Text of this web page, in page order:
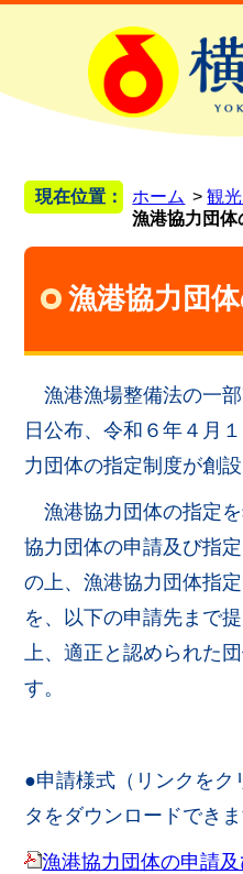
現在位置： ホーム 観
漁港協力団体
漁港協力団
漁港漁場整備法の一
日公布、令和６年４月
力団体の指定制度が創設
漁港協力団体の指定
協力団体の申請及び指
の上、漁港協力団体指
を、以下の申請先まで
上、適正と認められた
す。
●申請様式（リンクをク
タをダウンロードできま
漁港協力団体の申請